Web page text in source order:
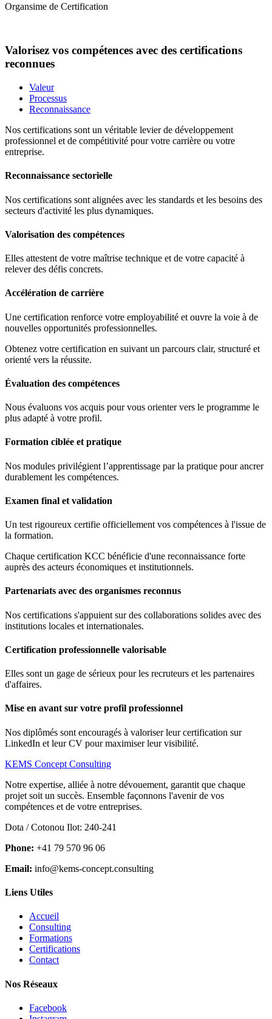
Organsime de Certification
Valorisez vos compétences avec des certifications
reconnues
Valeur
Processus
Reconnaissance
Nos certifications sont un véritable levier de développement
professionnel et de compétitivité pour votre carrière ou votre
entreprise.
Reconnaissance sectorielle
Nos certifications sont alignées avec les standards et les besoins des
secteurs d'activité les plus dynamiques.
Valorisation des compétences
Elles attestent de votre maîtrise technique et de votre capacité à
relever des défis concrets.
Accélération de carrière
Une certification renforce votre employabilité et ouvre la voie à de
nouvelles opportunités professionnelles.
Obtenez votre certification en suivant un parcours clair, structuré et
orienté vers la réussite.
Évaluation des compétences
Nous évaluons vos acquis pour vous orienter vers le programme le
plus adapté à votre profil.
Formation ciblée et pratique
Nos modules privilégient l’apprentissage par la pratique pour ancrer
durablement les compétences.
Examen final et validation
Un test rigoureux certifie officiellement vos compétences à l'issue de
la formation.
Chaque certification KCC bénéficie d'une reconnaissance forte
auprès des acteurs économiques et institutionnels.
Partenariats avec des organismes reconnus
Nos certifications s'appuient sur des collaborations solides avec des
institutions locales et internationales.
Certification professionnelle valorisable
Elles sont un gage de sérieux pour les recruteurs et les partenaires
d'affaires.
Mise en avant sur votre profil professionnel
Nos diplômés sont encouragés à valoriser leur certification sur
LinkedIn et leur CV pour maximiser leur visibilité.
KEMS Concept Consulting
Notre expertise, alliée à notre dévouement, garantit que chaque
projet soit un succès. Ensemble façonnons l'avenir de vos
compétences et de votre entreprises.
Dota / Cotonou Ilot: 240-241
Phone: +41 79 570 96 06
Email: info@kems-concept.consulting
Liens Utiles
Accueil
Consulting
Formations
Certifications
Contact
Nos Réseaux
Facebook